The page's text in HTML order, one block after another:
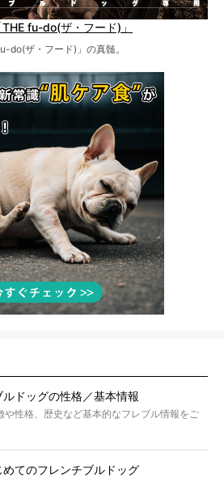
fu-do(ザ・フード)」
do(ザ・フード)」の真髄。
ルドッグの性格／基本情報
や性格、歴史など基本的なフレブル情報をご
てのフレンチブルドッグ